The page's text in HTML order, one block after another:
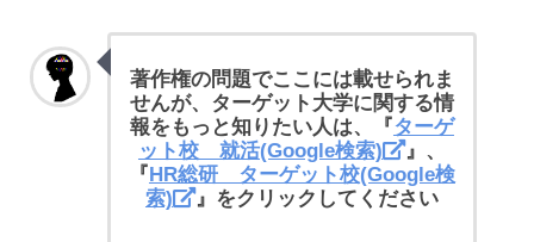
著作権の問題でここには載せられま
せんが、ターゲット大学に関する情
報をもっと知りたい人は、『ターゲ
ット校 就活(Google検索)
』、
『HR総研 ターゲット校(Google検
索)
』をクリックしてください